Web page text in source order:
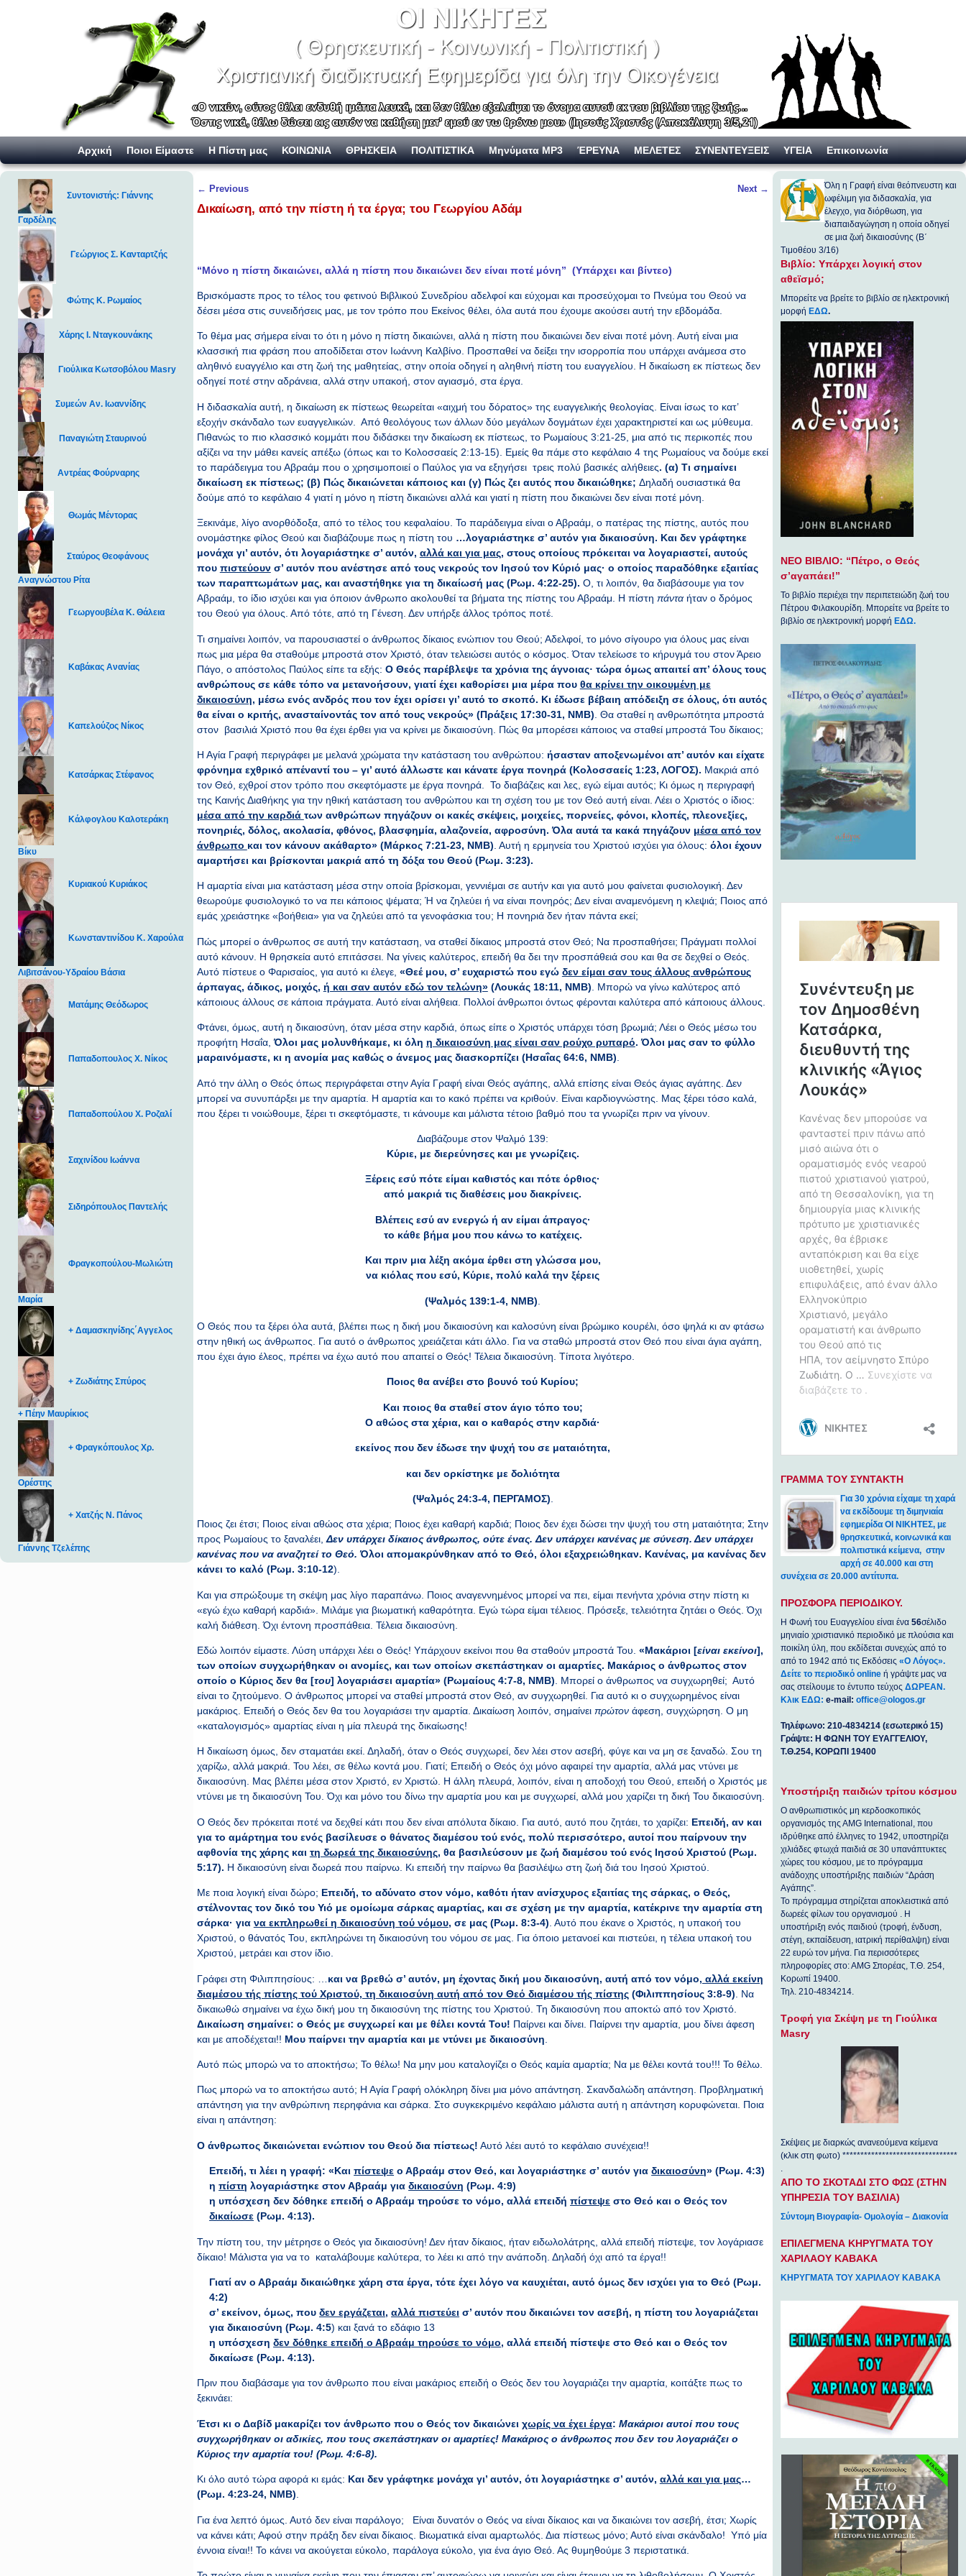
Skip to primary content
Skip to secondary content
Αρχική Ποιοι Είμαστε Η Πίστη μας ΚΟΙΝΩΝΙΑ ΘΡΗΣΚΕΙΑ ΠΟΛΙΤΙΣΤΙΚΑ Μηνύματα MP3 ΈΡΕΥΝΑ ΜΕΛΕΤΕΣ ΣΥΝΕΝΤΕΥΞΕΙΣ ΥΓΕΙΑ Επικοινωνία
Συντονιστής: Γιάννης
Γαρδέλης
Γεώργιος Σ. Κανταρτζής
Φώτης Κ. Ρωμαίος
Χάρης Ι. Νταγκουνάκης
Γιούλικα Κωτσοβόλου Masry
Συμεών Αν. Ιωαννίδης
Παναγιώτη Σταυρινού
Αντρέας Φούρναρης
Θωμάς Μέντορας
Σταύρος Θεοφάνους
Αναγνώστου Ρίτα
Γεωργουβέλα Κ. Θάλεια
Καβάκας Ανανίας
Καπελούζος Νίκος
Κατσάρκας Στέφανος
Κάλφογλου Καλοτεράκη
Βίκυ
Κυριακού Κυριάκος
Κωνσταντινίδου Κ. Χαρούλα
Λιβιτσάνου-Υδραίου Βάσια
Ματάμης Θεόδωρος
Παπαδοπουλος Χ. Νίκος
Παπαδοπούλου Χ. Ροζαλί
Σαχινίδου Ιωάννα
Σιδηρόπουλος Παντελής
Φραγκοπούλου-Μωλιώτη
Μαρία
+ Δαμασκηνίδης΄Αγγελος
+ Ζωδιάτης Σπύρος
+ Πέην Μαυρίκιος
+ Φραγκόπουλος Χρ.
Ορέστης
+ Χατζής Ν. Πάνος
Γιάννης Τζελέπης
Post navigation
← Previous Next →
Δικαίωση, από την πίστη ή τα έργα; του Γεωργίου Αδάμ
“Μόνο η πίστη δικαιώνει, αλλά η πίστη που δικαιώνει δεν είναι ποτέ μόνη” (Υπάρχει και βίντεο)
Βρισκόμαστε προς το τέλος του φετινού Βιβλικού Συνεδρίου αδελφοί και εύχομαι και προσεύχομαι το Πνεύμα του Θεού να
δέσει μέσα στις συνειδήσεις μας, με τον τρόπο που Εκείνος θέλει, όλα αυτά που έχουμε ακούσει αυτή την εβδομάδα.
Το θέμα μας σήμερα είναι το ότι η μόνο η πίστη δικαιώνει, αλλά η πίστη που δικαιώνει δεν είναι ποτέ μόνη. Αυτή είναι μια
κλασσική πια φράση που αποδίδεται στον Ιωάννη Καλβίνο. Προσπαθεί να δείξει την ισορροπία που υπάρχει ανάμεσα στο
αληθινό ευαγγέλιο και στη ζωή της μαθητείας, στην οποία οδηγεί η αληθινή πίστη του ευαγγελίου. Η δικαίωση εκ πίστεως δεν
οδηγεί ποτέ στην αδράνεια, αλλά στην υπακοή, στον αγιασμό, στα έργα.
H διδασκαλία αυτή, η δικαίωση εκ πίστεως θεωρείται «αιχμή του δόρατος» της ευαγγελικής θεολογίας. Είναι ίσως το κατ’
εξοχήν σκάνδαλο των ευαγγελικών. Από θεολόγους των άλλων δύο μεγάλων δογμάτων έχει χαρακτηριστεί και ως μύθευμα.
Πιθανώς το πιο κλασσικό κομμάτι που διδάσκει την δικαίωση εκ πίστεως, το Ρωμαίους 3:21-25, μια από τις περικοπές που
αξίζει να την μάθει κανείς απέξω (όπως και το Κολοσσαείς 2:13-15). Εμείς θα πάμε στο κεφάλαιο 4 της Ρωμαίους να δούμε εκεί
το παράδειγμα του Αβραάμ που ο χρησιμοποιεί ο Παύλος για να εξηγήσει τρεις πολύ βασικές αλήθειες. (α) Τι σημαίνει
δικαίωση εκ πίστεως; (β) Πώς δικαιώνεται κάποιος και (γ) Πώς ζει αυτός που δικαιώθηκε; Δηλαδή ουσιαστικά θα
δούμε από το κεφάλαιο 4 γιατί η μόνο η πίστη δικαιώνει αλλά και γιατί η πίστη που δικαιώνει δεν είναι ποτέ μόνη.
Ξεκινάμε, λίγο ανορθόδοξα, από το τέλος του κεφαλαίου. Το παράδειγμα είναι ο Αβραάμ, ο πατέρας της πίστης, αυτός που
ονομάστηκε φίλος Θεού και διαβάζουμε πως η πίστη του …λογαριάστηκε σ’ αυτόν για δικαιοσύνη. Και δεν γράφτηκε
μονάχα γι’ αυτόν, ότι λογαριάστηκε σ’ αυτόν, αλλά και για μας, στους οποίους πρόκειται να λογαριαστεί, αυτούς
που πιστεύουνσ’ αυτόν που ανέστησε από τους νεκρούς τον Ιησού τον Κύριό μας· ο οποίος παραδόθηκε εξαιτίας
των παραπτωμάτων μας, και αναστήθηκε για τη δικαίωσή μας (Ρωμ. 4:22-25). Ο, τι λοιπόν, θα διαβάσουμε για τον
Αβραάμ, το ίδιο ισχύει και για όποιον άνθρωπο ακολουθεί τα βήματα της πίστης του Αβραάμ. Η πίστη πάνταήταν ο δρόμος
του Θεού για όλους. Από τότε, από τη Γένεση. Δεν υπήρξε άλλος τρόπος ποτέ.
Τι σημαίνει λοιπόν, να παρουσιαστεί ο άνθρωπος δίκαιος ενώπιον του Θεού; Αδελφοί, το μόνο σίγουρο για όλους μας είναι
πως μια μέρα θα σταθούμε μπροστά στον Χριστό, όταν τελειώσει αυτός ο κόσμος. Όταν τελείωσε το κήρυγμά του στον Άρειο
Πάγο, ο απόστολος Παύλος είπε τα εξής: Ο Θεός παρέβλεψε τα χρόνια της άγνοιας· τώρα όμως απαιτεί απ’ όλους τους
ανθρώπους σε κάθε τόπο να μετανοήσουν, γιατί έχει καθορίσει μια μέρα που θα κρίνει την οικουμένη με
δικαιοσύνη, μέσω ενός ανδρός που τον έχει ορίσει γι’ αυτό το σκοπό. Κι έδωσε βέβαιη απόδειξη σε όλους, ότι αυτός
θα είναι ο κριτής, ανασταίνοντάς τον από τους νεκρούς» (Πράξεις 17:30-31, ΝΜΒ) . Θα σταθεί η ανθρωπότητα μπροστά
στον βασιλιά Χριστό που θα έχει έρθει για να κρίνει με δικαιοσύνη. Πώς θα μπορέσει κάποιος να σταθεί μπροστά Του δίκαιος;
Η Αγία Γραφή περιγράφει με μελανά χρώματα την κατάσταση του ανθρώπου: ήσασταν αποξενωμένοι απ’ αυτόν και είχατε
φρόνημα εχθρικό απέναντί του – γι’ αυτό άλλωστε και κάνατε έργα πονηρά (Κολοσσαείς 1:23, ΛΟΓΟΣ). Μακριά από
τον Θεό, εχθροί στον τρόπο που σκεφτόμαστε με έργα πονηρά. Το διαβάζεις και λες, εγώ είμαι αυτός; Κι όμως η περιγραφή
της Καινής Διαθήκης για την ηθική κατάσταση του ανθρώπου και τη σχέση του με τον Θεό αυτή είναι. Λέει ο Χριστός ο ίδιος:
μέσα από την καρδιά των ανθρώπων πηγάζουν οι κακές σκέψεις, μοιχείες, πορνείες, φόνοι, κλοπές, πλεονεξίες,
πονηριές, δόλος, ακολασία, φθόνος, βλασφημία, αλαζονεία, αφροσύνη. Όλα αυτά τα κακά πηγάζουν μέσα από τον
άνθρωπο και τον κάνουν ακάθαρτο» (Μάρκος 7:21-23, ΝΜΒ) . Αυτή η ερμηνεία του Χριστού ισχύει για όλους: όλοι έχουν
αμαρτήσει και βρίσκονται μακριά από τη δόξα του Θεού (Ρωμ. 3:23).
Η αμαρτία είναι μια κατάσταση μέσα στην οποία βρίσκομαι, γεννιέμαι σε αυτήν και για αυτό μου φαίνεται φυσιολογική. Δεν
θεωρούμε φυσιολογικό το να πει κάποιος ψέματα; Ή να ζηλεύει ή να είναι πονηρός; Δεν είναι αναμενόμενη η κλεψιά; Ποιος από
εμάς χρειάστηκε «βοήθεια» για να ζηλεύει από τα γενοφάσκια του; Η πονηριά δεν ήταν πάντα εκεί;
Πώς μπορεί ο άνθρωπος σε αυτή την κατάσταση, να σταθεί δίκαιος μπροστά στον Θεό; Να προσπαθήσει; Πράγματι πολλοί
αυτό κάνουν. Η θρησκεία αυτό επιτάσσει. Να γίνεις καλύτερος, επειδή θα δει την προσπάθειά σου και θα σε δεχθεί ο Θεός.
Αυτό πίστευε ο Φαρισαίος, για αυτό κι έλεγε, «Θεέ μου, σ’ ευχαριστώ που εγώ δεν είμαι σαν τους άλλους ανθρώπους
άρπαγας, άδικος, μοιχός, ή και σαν αυτόν εδώ τον τελώνη»(Λουκάς 18:11, ΝΜΒ) . Μπορώ να γίνω καλύτερος από
κάποιους άλλους σε κάποια πράγματα. Αυτό είναι αλήθεια. Πολλοί άνθρωποι όντως φέρονται καλύτερα από κάποιους άλλους.
Φτάνει, όμως, αυτή η δικαιοσύνη, όταν μέσα στην καρδιά, όπως είπε ο Χριστός υπάρχει τόση βρωμιά; Λέει ο Θεός μέσω του
προφήτη Ησαΐα,Όλοι μας μολυνθήκαμε, κι όλη η δικαιοσύνη μας είναι σαν ρούχο ρυπαρό. Όλοι μας σαν το φύλλο
μαραινόμαστε, κι η ανομία μας καθώς ο άνεμος μας διασκορπίζει (Ησαΐας 64:6, ΝΜΒ).
Από την άλλη ο Θεός όπως περιγράφεται στην Αγία Γραφή είναι Θεός αγάπης, αλλά επίσης είναι Θεός άγιας αγάπης. Δεν
μπορεί να συνυπάρξει με την αμαρτία. Η αμαρτία και το κακό πρέπει να κριθούν. Είναι καρδιογνώστης. Μας ξέρει τόσο καλά,
που ξέρει τι νοιώθουμε, ξέρει τι σκεφτόμαστε, τι κάνουμε και μάλιστα τέτοιο βαθμό που τα γνωρίζει πριν να γίνουν.
Διαβάζουμε στον Ψαλμό 139:
Κύριε, με διερεύνησες και με γνωρίζεις.
Ξέρεις εσύ πότε είμαι καθιστός και πότε όρθιος·
από μακριά τις διαθέσεις μου διακρίνεις.
Βλέπεις εσύ αν ενεργώ ή αν είμαι άπραγος·
το κάθε βήμα μου που κάνω το κατέχεις.
Και πριν μια λέξη ακόμα έρθει στη γλώσσα μου,
να κιόλας που εσύ, Κύριε, πολύ καλά την ξέρεις
(Ψαλμός 139:1-4, ΝΜΒ)
Ο Θεός που τα ξέρει όλα αυτά, βλέπει πως η δική μου δικαιοσύνη και καλοσύνη είναι βρώμικο κουρέλι, όσο ψηλά κι αν φτάσω
στην ηθική ως άνθρωπος. Για αυτό ο άνθρωπος χρειάζεται κάτι άλλο. Για να σταθώ μπροστά στον Θεό που είναι άγια αγάπη,
που έχει άγιο έλεος, πρέπει να έχω αυτό που απαιτεί ο Θεός! Τέλεια δικαιοσύνη. Τίποτα λιγότερο.
Ποιος θα ανέβει στο βουνό τού Κυρίου;
Και ποιος θα σταθεί στον άγιο τόπο του;
Ο αθώος στα χέρια, και ο καθαρός στην καρδιά·
εκείνος που δεν έδωσε την ψυχή του σε ματαιότητα,
και δεν ορκίστηκε με δολιότητα
(Ψαλμός 24:3-4, ΠΕΡΓΑΜΟΣ)
Ποιος ζει έτσι; Ποιος είναι αθώος στα χέρια; Ποιος έχει καθαρή καρδιά; Ποιος δεν έχει δώσει την ψυχή του στη ματαιότητα; Στην
προς Ρωμαίους το ξαναλέει,Δεν υπάρχει δίκαιος άνθρωπος, ούτε ένας. Δεν υπάρχει κανένας με σύνεση. Δεν υπάρχει
κανένας που να αναζητεί το Θεό. Όλοι απομακρύνθηκαν από το Θεό, όλοι εξαχρειώθηκαν. Κανένας, μα κανένας δεν
κάνει το καλό (Ρωμ. 3:10-12).
Και για σπρώξουμε τη σκέψη μας λίγο παραπάνω. Ποιος αναγεννημένος μπορεί να πει, είμαι πενήντα χρόνια στην πίστη κι
«εγώ έχω καθαρή καρδιά». Μιλάμε για βιωματική καθαρότητα. Εγώ τώρα είμαι τέλειος. Πρόσεξε, τελειότητα ζητάει ο Θεός. Όχι
καλή διάθεση. Όχι έντονη προσπάθεια. Τέλεια δικαιοσύνη.
Εδώ λοιπόν είμαστε. Λύση υπάρχει λέει ο Θεός! Υπάρχουν εκείνοι που θα σταθούν μπροστά Του. «Μακάριοι [είναι εκείνοι],
των οποίων συγχωρήθηκαν οι ανομίες, και των οποίων σκεπάστηκαν οι αμαρτίες. Μακάριος ο άνθρωπος στον
οποίο ο Κύριος δεν θα [του] λογαριάσει αμαρτία» (Ρωμαίους 4:7-8, ΝΜΒ) . Μπορεί ο άνθρωπος να συγχωρηθεί; Αυτό
είναι το ζητούμενο. Ο άνθρωπος μπορεί να σταθεί μπροστά στον Θεό, αν συγχωρηθεί. Για αυτό κι ο συγχωρημένος είναι
μακάριος. Επειδή ο Θεός δεν θα του λογαριάσει την αμαρτία. Δικαίωση λοιπόν, σημαίνει πρώτον άφεση, συγχώρηση. Ο μη
«καταλογισμός» αμαρτίας είναι η μία πλευρά της δικαίωσης!
Η δικαίωση όμως, δεν σταματάει εκεί. Δηλαδή, όταν ο Θεός συγχωρεί, δεν λέει στον ασεβή, φύγε και να μη σε ξαναδώ. Σου τη
χαρίζω, αλλά μακριά. Του λέει, σε θέλω κοντά μου. Γιατί; Επειδή ο Θεός όχι μόνο αφαιρεί την αμαρτία, αλλά μας ντύνει με
δικαιοσύνη. Μας βλέπει μέσα στον Χριστό, εν Χριστώ. Η άλλη πλευρά, λοιπόν, είναι η αποδοχή του Θεού, επειδή ο Χριστός με
ντύνει με τη δικαιοσύνη Του. Όχι και μόνο του δίνω την αμαρτία μου και με συγχωρεί, αλλά μου χαρίζει τη δική Του δικαιοσύνη.
Ο Θεός δεν πρόκειται ποτέ να δεχθεί κάτι που δεν είναι απόλυτα δίκαιο. Για αυτό, αυτό που ζητάει, το χαρίζει: Επειδή, αν και
για το αμάρτημα του ενός βασίλευσε ο θάνατος διαμέσου τού ενός, πολύ περισσότερο, αυτοί που παίρνουν την
αφθονία της χάρης και τη δωρεά της δικαιοσύνης, θα βασιλεύσουν με ζωή διαμέσου τού ενός Ιησού Χριστού(Ρωμ.
5:17). Η δικαιοσύνη είναι δωρεά που παίρνω. Κι επειδή την παίρνω θα βασιλέψω στη ζωή διά του Ιησού Χριστού.
Με ποια λογική είναι δώρο; Επειδή, το αδύνατο στον νόμο, καθότι ήταν ανίσχυρος εξαιτίας της σάρκας, ο Θεός,
στέλνοντας τον δικό του Υιό με ομοίωμα σάρκας αμαρτίας, και σε σχέση με την αμαρτία, κατέκρινε την αμαρτία στη
σάρκα· για να εκπληρωθεί η δικαιοσύνη τού νόμου, σε μας(Ρωμ. 8:3-4). Αυτό που έκανε ο Χριστός, η υπακοή του
Χριστού, ο θάνατός Του, εκπληρώνει τη δικαιοσύνη του νόμου σε μας. Για όποιο μετανοεί και πιστεύει, η τέλεια υπακοή του
Χριστού, μετράει και στον ίδιο.
Γράφει στη Φιλιππησίους: … και να βρεθώ σ’ αυτόν, μη έχοντας δική μου δικαιοσύνη, αυτή από τον νόμο, αλλά εκείνη
διαμέσου τής πίστης τού Χριστού, τη δικαιοσύνη αυτή από τον Θεό διαμέσου τής πίστης(Φιλιππησίους 3:8-9) . Να
δικαιωθώ σημαίνει να έχω δική μου τη δικαιοσύνη της πίστης του Χριστού. Τη δικαιοσύνη που αποκτώ από τον Χριστό.
Δικαίωση σημαίνει: ο Θεός με συγχωρεί και με θέλει κοντά Του! Παίρνει και δίνει. Παίρνει την αμαρτία, μου δίνει άφεση
και με αποδέχεται!! Μου παίρνει την αμαρτία και με ντύνει με δικαιοσύνη
Αυτό πώς μπορώ να το αποκτήσω; Το θέλω! Να μην μου καταλογίζει ο Θεός καμία αμαρτία; Να με θέλει κοντά του!!! Το θέλω.
Πως μπορώ να το αποκτήσω αυτό; Η Αγία Γραφή ολόκληρη δίνει μια μόνο απάντηση. Σκανδαλώδη απάντηση. Προβληματική
απάντηση για την ανθρώπινη περηφάνια και σάρκα. Στο συγκεκριμένο κεφάλαιο μάλιστα αυτή η απάντηση κορυφώνεται. Ποια
είναι η απάντηση:
Ο άνθρωπος δικαιώνεται ενώπιον του Θεού δια πίστεως! Αυτό λέει αυτό το κεφάλαιο συνέχεια!!
Επειδή, τι λέει η γραφή: «Καιπίστεψε ο Αβραάμ στον Θεό, και λογαριάστηκε σ’ αυτόν γιαδικαιοσύνη» (Ρωμ. 4:3)
ηπίστη λογαριάστηκε στον Αβραάμ γιαδικαιοσύνη (Ρωμ. 4:9)
η υπόσχεση δεν δόθηκε επειδή ο Αβραάμ τηρούσε το νόμο, αλλά επειδήπίστεψε στο Θεό και ο Θεός τον
δικαίωσε (Ρωμ. 4:13).
Την πίστη του, την μέτρησε ο Θεός για δικαιοσύνη! Δεν ήταν δίκαιος, ήταν ειδωλολάτρης, αλλά επειδή πίστεψε, τον λογάριασε
δίκαιο! Μάλιστα για να το καταλάβουμε καλύτερα, το λέει κι από την ανάποδη. Δηλαδή όχι από τα έργα!!
Γιατί αν ο Αβραάμ δικαιώθηκε χάρη στα έργα, τότε έχει λόγο να καυχιέται, αυτό όμως δεν ισχύει για το Θεό (Ρωμ.
4:2)
σ’ εκείνον, όμως, πουδεν εργάζεται,αλλά πιστεύει σ’ αυτόν που δικαιώνει τον ασεβή, η πίστη του λογαριάζεται
για δικαιοσύνη (Ρωμ. 4:5) και ξανά το εδάφιο 13
η υπόσχεσηδεν δόθηκε επειδή ο Αβραάμ τηρούσε το νόμο, αλλά επειδή πίστεψε στο Θεό και ο Θεός τον
δικαίωσε (Ρωμ. 4:13).
Πριν που διαβάσαμε για τον άνθρωπο που είναι μακάριος επειδή ο Θεός δεν του λογαριάζει την αμαρτία, κοιτάξτε πως το
ξεκινάει:
Έτσι κι ο Δαβίδ μακαρίζει τον άνθρωπο που ο Θεός τον δικαιώνει χωρίς να έχει έργα: Μακάριοι αυτοί που τους
συγχωρήθηκαν οι αδικίες, που τους σκεπάστηκαν οι αμαρτίες! Μακάριος ο άνθρωπος που δεν του λογαριάζει ο
Κύριος την αμαρτία του! (Ρωμ. 4:6-8).
Κι όλο αυτό τώρα αφορά κι εμάς: Και δεν γράφτηκε μονάχα γι’ αυτόν, ότι λογαριάστηκε σ’ αυτόν, αλλά και για μας…
(Ρωμ. 4:23-24, ΝΜΒ)
Για ένα λεπτό όμως. Αυτό δεν είναι παράλογο; Είναι δυνατόν ο Θεός να είναι δίκαιος και να δικαιώνει τον ασεβή, έτσι; Χωρίς
να κάνει κάτι; Αφού στην πράξη δεν είναι δίκαιος. Βιωματικά είναι αμαρτωλός. Δια πίστεως μόνο; Αυτό είναι σκάνδαλο! Υπό μία
έννοια είναι!! Το κάνει να ακούγεται εύκολο, παράλογα εύκολο, για ένα άγιο Θεό. Ας θυμηθούμε 3 περιστατικά.
Όλη η Γραφή είναι θεόπνευστη και
ωφέλιμη για διδασκαλία, για
έλεγχο, για διόρθωση, για
διαπαιδαγώγηση η οποία οδηγεί
σε μια ζωή δικαιοσύνης (Β΄
Τιμοθέου 3/16)
Βιβλίο: Υπάρχει λογική στον
αθεϊσμό;
Μπορείτε να βρείτε το βιβλίο σε ηλεκτρονική
μορφή ΕΔΩ.
ΝΕΟ ΒΙΒΛΙΟ: “Πέτρο, ο Θεός
σ’αγαπάει!”
Το βιβλίο περιέχει την περιπετειώδη ζωή του
Πέτρου Φιλακουρίδη. Μπορείτε να βρείτε το
βιβλίο σε ηλεκτρονική μορφήΕΔΩ.
ΓΡΑΜΜΑ ΤΟΥ ΣΥΝΤΑΚΤΗ
Για 30 χρόνια είχαμε τη χαρά
να εκδίδουμε τη διμηνιαία
εφημερίδα ΟΙ ΝΙΚΗΤΕΣ, με
θρησκευτικά, κοινωνικά και
πολιτιστικά κείμενα, στην
αρχή σε 40.000 και στη
συνέχεια σε 20.000 αντίτυπα.
ΠΡΟΣΦΟΡΑ ΠΕΡΙΟΔΙΚΟΥ.
Η Φωνή του Ευαγγελίου είναι ένα56σέλιδο
μηνιαίο χριστιανικό περιοδικό με πλούσια και
ποικίλη ύλη, που εκδίδεται συνεχώς από το
από το 1942 από τις Εκδόσεις«Ο Λόγος».
Δείτε το περιοδικό online ή γράψτε μας να
σας στείλουμε το έντυπο τεύχοςΔΩΡΕΑΝ.
Κλικ ΕΔΩ: e-mail:office@ologos.gr
Τηλέφωνο: 210-4834214 (εσωτερικό 15)
Γράψτε: Η ΦΩΝΗ ΤΟΥ ΕΥΑΓΓΕΛΙΟΥ,
Τ.Θ.254, ΚΟΡΩΠΙ 19400
Υποστήριξη παιδιών τρίτου κόσμου
Ο ανθρωπιστικός μη κερδοσκοπικός
οργανισμός της ΑΜG International, που
ιδρύθηκε από έλληνες το 1942, υποστηρίζει
χιλιάδες φτωχά παιδιά σε 30 υπανάπτυκτες
χώρες του κόσμου, με το πρόγραμμα
ανάδοχης υποστήριξης παιδιών “Δράση
Αγάπης”.
Το πρόγραμμα στηρίζεται αποκλειστικά από
δωρεές φίλων του οργανισμού . Η
υποστήριξη ενός παιδιού (τροφή, ένδυση,
στέγη, εκπαίδευση, ιατρική περίθαλψη) είναι
22 ευρώ τον μήνα. Για περισσότερες
πληροφορίες στο: ΑΜG Σπορέας, Τ.Θ. 254,
Κορωπί 19400.
Τηλ. 210-4834214.
Τροφή για Σκέψη με τη Γιούλικα
Masry
Σκέψεις με διαρκώς ανανεούμενα κείμενα
(κλικ στη φωτο) ********************************
.
ΑΠΟ ΤΟ ΣΚΟΤΑΔΙ ΣΤΟ ΦΩΣ (ΣΤΗΝ
ΥΠΗΡΕΣΙΑ ΤΟΥ ΒΑΣΙΛΙΑ)
Σύντομη Βιογραφία- Ομολογία – Διακονία
ΕΠΙΛΕΓΜΕΝΑ ΚΗΡΥΓΜΑΤΑ ΤΟΥ
ΧΑΡΙΛΑΟΥ ΚΑΒΑΚΑ
ΚΗΡΥΓΜΑΤΑ ΤΟΥ ΧΑΡΙΛΑΟΥ ΚΑΒΑΚΑ